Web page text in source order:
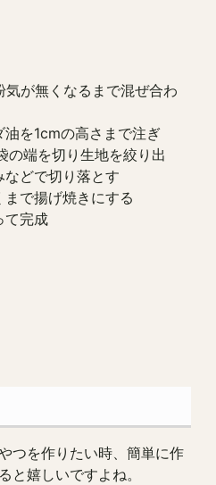
が無くなるまで混ぜ合わ
を1cmの高さまで注ぎ
端を切り生地を絞り出
などで切り落とす
で揚げ焼きにする
て完成
つを作りたい時、簡単に作
と嬉しいですよね。